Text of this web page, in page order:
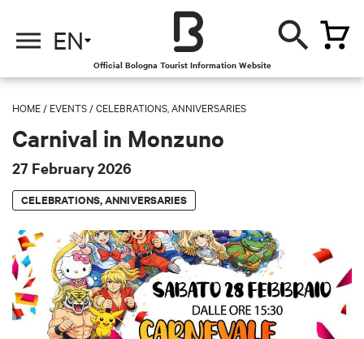
EN
Official Bologna Tourist Information Website
HOME / EVENTS /CELEBRATIONS, ANNIVERSARIES
Carnival in Monzuno
27 February 2026
CELEBRATIONS, ANNIVERSARIES